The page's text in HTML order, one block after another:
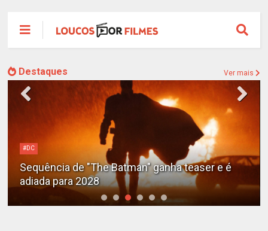
Destaques Ver mais
Alejandro G. Iñárritu
Tom Cruise surge totalmente irreconhecível e
calvo no trailer caótico de 'Digger'